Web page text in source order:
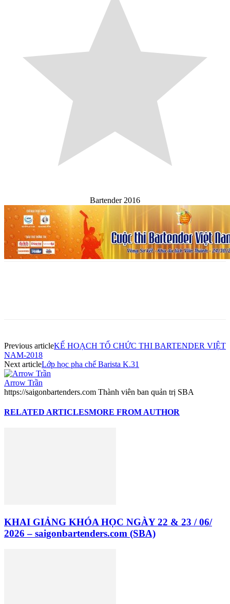
Bartender 2016
Previous articleKẾ HOẠCH TỔ CHỨC THI BARTENDER VIỆT
NAM-2018
Next articleLớp học pha chế Barista K.31
Arrow Trần
https://saigonbartenders.com Thành viên ban quản trị SBA
RELATED ARTICLESMORE FROM AUTHOR
KHAI GIẢNG KHÓA HỌC NGÀY 22 & 23 / 06/
2026 – saigonbartenders.com (SBA)